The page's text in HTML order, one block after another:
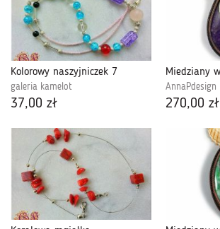
Kolorowy naszyjniczek 7
galeria kamelot
37,00 zł
AnnaPdesign
270,00 zł